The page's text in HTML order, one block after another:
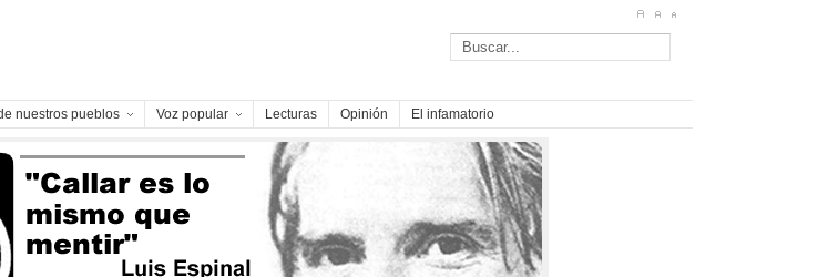
nuestros pueblos Voz popular Lecturas Opinión El infamatorio